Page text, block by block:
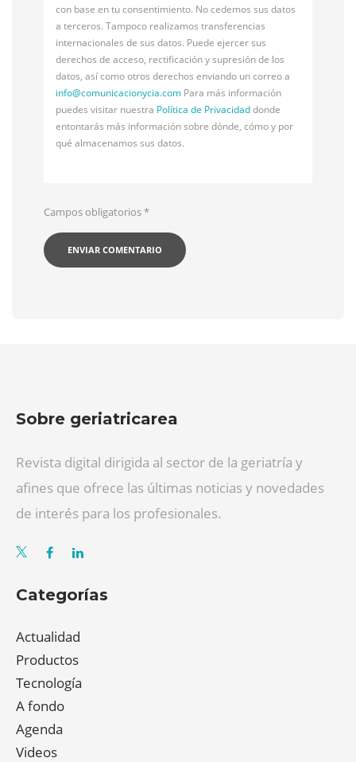
con base en tu consentimiento. No cedemos sus datos
a terceros. Tampoco realizamos transferencias
internacionales de sus datos. Puede ejercer sus
derechos de acceso, rectificación y supresión de los
datos, así como otros derechos enviando un correo a
info@comunicacionycia.com Para más información
puedes visitar nuestra Política de Privacidaddonde
entontarás más información sobre dónde, cómo y por
qué almacenamos sus datos.
Campos obligatorios*
Sobre geriatricarea
Revista digital dirigida al sector de la geriatría y
afines que ofrece las últimas noticias y novedades
de interés para los profesionales.
Categorías
Actualidad
Productos
Tecnología
A fondo
Agenda
Videos